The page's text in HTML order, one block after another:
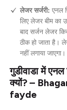
लेजर सर्जरी: एनल
लिए लेजर बीम का
बाद सर्जन लेजर
ठीक हो जाता है।
नहीं लगाया जाएगा।
गुडीवाडा में
क्यों? –
fayde